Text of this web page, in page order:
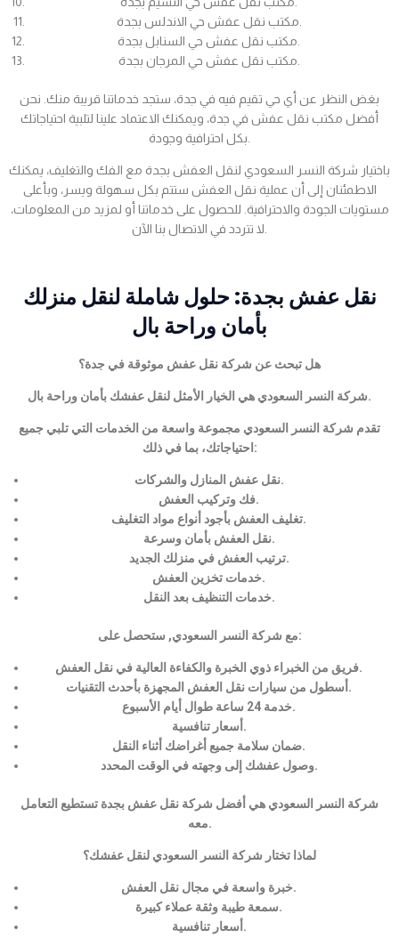
بغض النظر عن أي حي تقيم فيه في جدة، ستجد خدماتنا قريبة منك. نحن
أفضل مكتب نقل عفش في جدة، ويمكنك الاعتماد علينا لتلبية احتياجاتك
باختيار شركة النسر السعودي لنقل العفش بجدة مع الفك والتغليف، يمكنك
الاطمئنان إلى أن عملية نقل العفش ستتم بكل سهولة ويسر، وبأعلى
مستويات الجودة والاحترافية. للحصول على خدماتنا أو لمزيد من المعلومات،
نقل عفش بجدة: حلول شاملة لنقل منزلك
بأمان وراحة بال
هل تبحث عن شركة نقل عفش موثوقة في جدة؟
شركة النسر السعودي هي الخيار الأمثل لنقل عفشك بأمان وراحة بال.
تقدم شركة النسر السعودي مجموعة واسعة من الخدمات التي تلبي جميع
احتياجاتك، بما في ذلك:
نقل عفش المنازل والشركات.
فك وتركيب العفش.
تغليف العفش بأجود أنواع مواد التغليف.
نقل العفش بأمان وسرعة.
ترتيب العفش في منزلك الجديد.
خدمات تخزين العفش.
خدمات التنظيف بعد النقل.
مع شركة النسر السعودي, ستحصل على:
فريق من الخبراء ذوي الخبرة والكفاءة العالية في نقل العفش.
أسطول من سيارات نقل العفش المجهزة بأحدث التقنيات.
خدمة 24 ساعة طوال أيام الأسبوع.
أسعار تنافسية.
ضمان سلامة جميع أغراضك أثناء النقل.
وصول عفشك إلى وجهته في الوقت المحدد.
شركة النسر السعودي هي أفضل شركة نقل عفش بجدة تستطيع التعامل
معه.
لماذا تختار شركة النسر السعودي لنقل عفشك؟
خبرة واسعة في مجال نقل العفش.
سمعة طيبة وثقة عملاء كبيرة.
أسعار تنافسية.